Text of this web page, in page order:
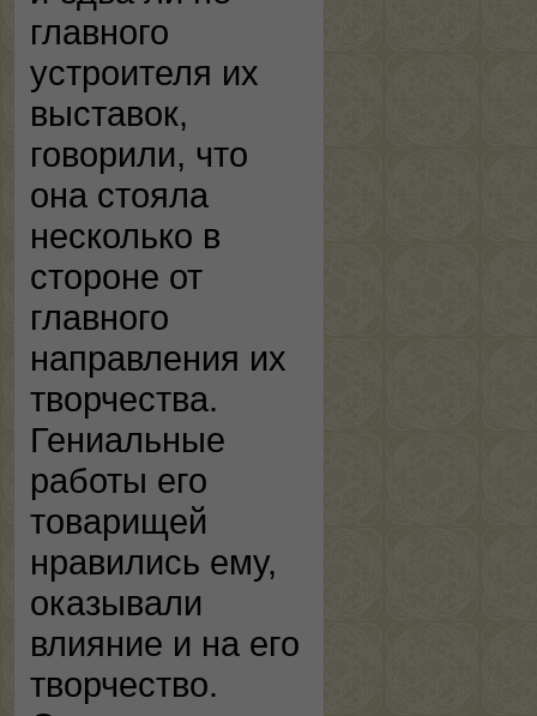
главного
устроителя их
выставок,
говорили, что
она стояла
несколько в
стороне от
главного
направления их
творчества.
Гениальные
работы его
товарищей
нравились ему,
оказывали
влияние и на его
творчество.